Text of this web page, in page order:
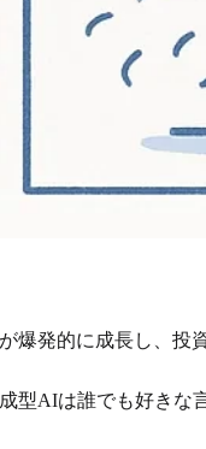
発的に成長し、
AIは誰でも好き